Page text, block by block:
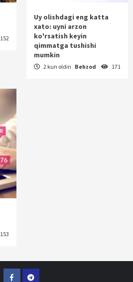
152
Uy olishdagi eng katta
xato: uyni arzon
ko'rsatish keyin
qimmatga tushishi
mumkin
2 kun oldin Behzod 171
153
FacebookTelegram